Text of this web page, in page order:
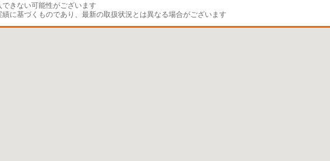
きない可能性がございます
に基づくものであり、最新の取扱状況とは異なる場合がございます